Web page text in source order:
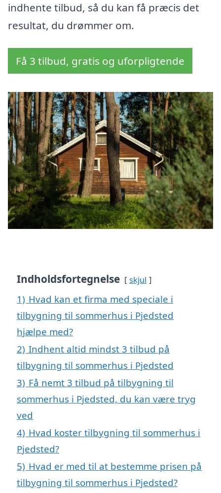
indhente tilbud, så du kan få præcis det
resultat, du drømmer om.
Få 3 tilbud, gratis og uforpligtende
Indholdsfortegnelse skjul
1) Hvad kan et firma med speciale i
tilbygning til sommerhus i Pjedsted
hjælpe med?
2) Indhent altid mindst 3 tilbud på
tilbygning til sommerhus i Pjedsted
3) Få nemt 3 tilbud på tilbygning til
sommerhus i Pjedsted, du kan være tryg
ved
4) Hvad koster tilbygning til sommerhus i
Pjedsted?
5) Hvad er med til at bestemme prisen på
tilbygning til sommerhus i Pjedsted?